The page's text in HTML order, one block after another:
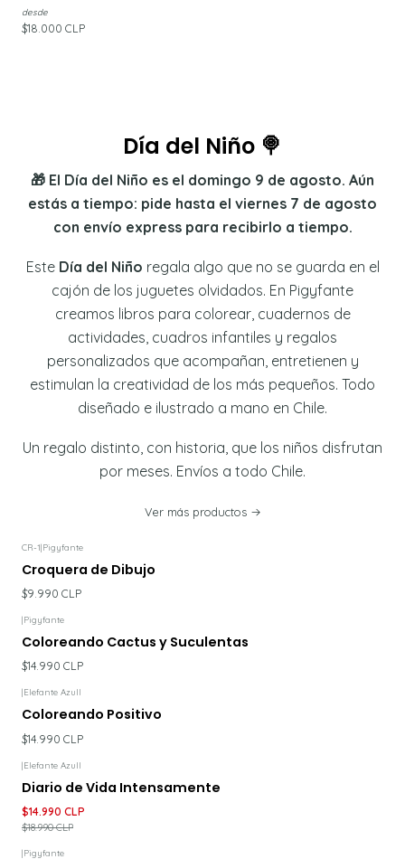
desde
$18.000 CLP
Día del Niño 🍭
🎁 El Día del Niño es el domingo 9 de agosto. Aún
estás a tiempo: pide hasta el viernes 7 de agosto
con envío express para recibirlo a tiempo.
Este Día del Niño regala algo que no se guarda en el
cajón de los juguetes olvidados. En Pigyfante
creamos libros para colorear, cuadernos de
actividades, cuadros infantiles y regalos
personalizados que acompañan, entretienen y
estimulan la creatividad de los más pequeños. Todo
diseñado e ilustrado a mano en Chile.
Un regalo distinto, con historia, que los niños disfrutan
por meses. Envíos a todo Chile.
Ver más productos
CR-1|Pigyfante
Croquera de Dibujo
$9.990 CLP
|Pigyfante
Coloreando Cactus y Suculentas
$14.990 CLP
|Elefante Azull
Coloreando Positivo
$14.990 CLP
-21% DESCUENTO
|Elefante Azull
Diario de Vida Intensamente
$14.990 CLP
$18.990 CLP
|Pigyfante